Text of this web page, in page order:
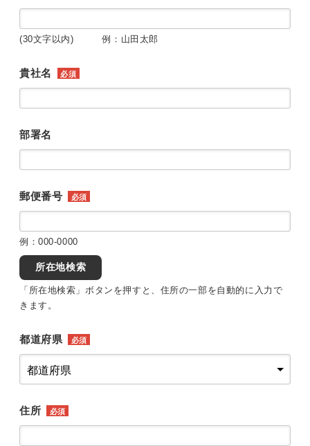
(30文字以内) 例：山田太郎
貴社名 必須
部署名
郵便番号 必須
例：000-0000
所在地検索
「所在地検索」ボタンを押すと、住所の一部を自動的に入力で
きます。
都道府県 必須
住所 必須